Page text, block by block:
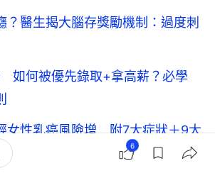
？醫生揭大腦存獎勵機制：過度刺
如何被優先錄取+拿高薪？必學
女性乳癌風險增 附7大症狀＋9大
6